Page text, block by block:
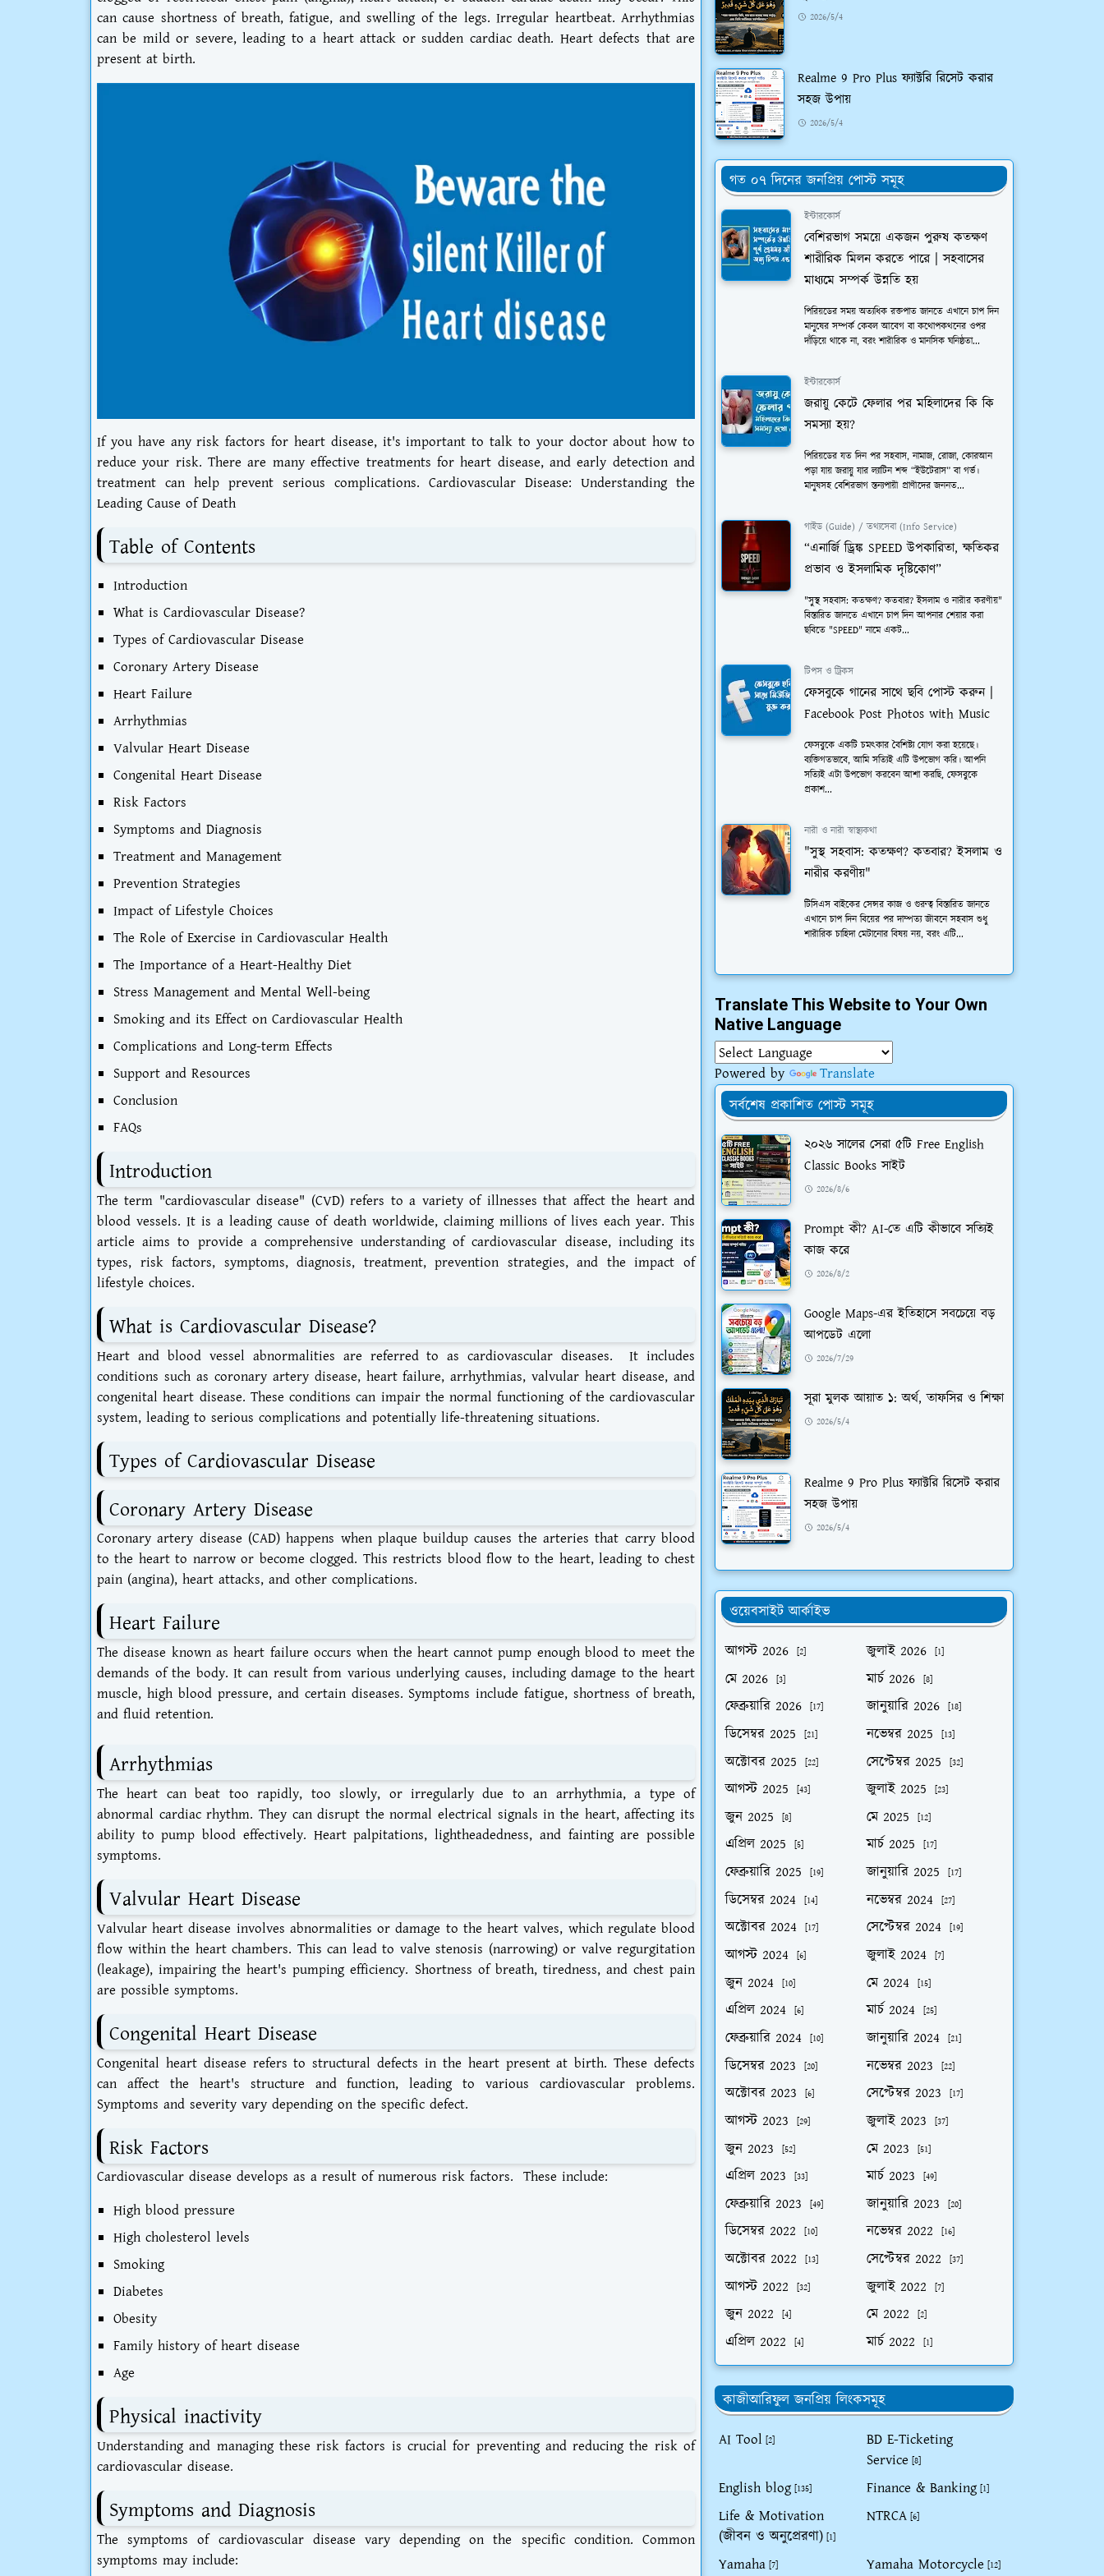
can cause shortness of breath, fatigue, and swelling of the legs. Irregular heartbeat. Arrhythmias
can be mild or severe, leading to a heart attack or sudden cardiac death. Heart defects that are
present at birth.
If you have any risk factors for heart disease, it's important to talk to your doctor about how to
reduce your risk. There are many effective treatments for heart disease, and early detection and
treatment can help prevent serious complications. Cardiovascular Disease: Understanding the
Leading Cause of Death
Table of Contents
Introduction
What is Cardiovascular Disease?
Types of Cardiovascular Disease
Coronary Artery Disease
Heart Failure
Arrhythmias
Valvular Heart Disease
Congenital Heart Disease
Risk Factors
Symptoms and Diagnosis
Treatment and Management
Prevention Strategies
Impact of Lifestyle Choices
The Role of Exercise in Cardiovascular Health
The Importance of a Heart-Healthy Diet
Stress Management and Mental Well-being
Smoking and its Effect on Cardiovascular Health
Complications and Long-term Effects
Support and Resources
Conclusion
FAQs
Introduction
The term "cardiovascular disease" (CVD) refers to a variety of illnesses that affect the heart and
blood vessels. It is a leading cause of death worldwide, claiming millions of lives each year. This
article aims to provide a comprehensive understanding of cardiovascular disease, including its
types, risk factors, symptoms, diagnosis, treatment, prevention strategies, and the impact of
lifestyle choices.
What is Cardiovascular Disease?
Heart and blood vessel abnormalities are referred to as cardiovascular diseases. It includes
conditions such as coronary artery disease, heart failure, arrhythmias, valvular heart disease, and
congenital heart disease. These conditions can impair the normal functioning of the cardiovascular
system, leading to serious complications and potentially life-threatening situations.
Types of Cardiovascular Disease
Coronary Artery Disease
Coronary artery disease (CAD) happens when plaque buildup causes the arteries that carry blood
to the heart to narrow or become clogged. This restricts blood flow to the heart, leading to chest
pain (angina), heart attacks, and other complications.
Heart Failure
The disease known as heart failure occurs when the heart cannot pump enough blood to meet the
demands of the body. It can result from various underlying causes, including damage to the heart
muscle, high blood pressure, and certain diseases. Symptoms include fatigue, shortness of breath,
and fluid retention.
Arrhythmias
The heart can beat too rapidly, too slowly, or irregularly due to an arrhythmia, a type of
abnormal cardiac rhythm. They can disrupt the normal electrical signals in the heart, affecting its
ability to pump blood effectively. Heart palpitations, lightheadedness, and fainting are possible
symptoms.
Valvular Heart Disease
Valvular heart disease involves abnormalities or damage to the heart valves, which regulate blood
flow within the heart chambers. This can lead to valve stenosis (narrowing) or valve regurgitation
(leakage), impairing the heart's pumping efficiency. Shortness of breath, tiredness, and chest pain
are possible symptoms.
Congenital Heart Disease
Congenital heart disease refers to structural defects in the heart present at birth. These defects
can affect the heart's structure and function, leading to various cardiovascular problems.
Symptoms and severity vary depending on the specific defect.
Risk Factors
Cardiovascular disease develops as a result of numerous risk factors. These include:
High blood pressure
High cholesterol levels
Smoking
Diabetes
Obesity
Family history of heart disease
Age
Physical inactivity
Understanding and managing these risk factors is crucial for preventing and reducing the risk of
cardiovascular disease.
Symptoms and Diagnosis
The symptoms of cardiovascular disease vary depending on the specific condition. Common
symptoms may include:
2026/5/4
Realme 9 Pro Plus ফ্যাক্টরি রিসেট করার
সহজ উপায়
2026/5/4
গত ০৭ দিনের জনপ্রিয় পোস্ট সমূহ
ইন্টারকোর্স
বেশিরভাগ সময়ে একজন পুরুষ কতক্ষণ
শারীরিক মিলন করতে পারে | সহবাসের
মাধ্যমে সম্পর্ক উন্নতি হয়
পিরিয়ডের সময় অত্যধিক রক্তপাত জানতে এখানে চাপ দিন
মানুষের সম্পর্ক কেবল আবেগ বা কথোপকথনের ওপর
দাঁড়িয়ে থাকে না, বরং শারীরিক ও মানসিক ঘনিষ্ঠতা...
ইন্টারকোর্স
জরায়ু কেটে ফেলার পর মহিলাদের কি কি
সমস্যা হয়?
পিরিয়ডের যত দিন পর সহবাস, নামাজ, রোজা, কোরআন
পড়া যায় জরায়ু যার ল্যাটিন শব্দ “ইউটেরাস” বা গর্ভ।
মানুষসহ বেশিরভাগ স্তন্যপায়ী প্রাণীদের জননত...
গাইড (Guide) / তথ্যসেবা (Info Service)
“এনার্জি ড্রিঙ্ক SPEED উপকারিতা, ক্ষতিকর
প্রভাব ও ইসলামিক দৃষ্টিকোণ”
"সুস্থ সহবাস: কতক্ষণ? কতবার? ইসলাম ও নারীর করণীয়"
বিস্তারিত জানতে এখানে চাপ দিন আপনার শেয়ার করা
ছবিতে "SPEED" নামে একট...
টিপস ও ট্রিকস
ফেসবুকে গানের সাথে ছবি পোস্ট করুন |
Facebook Post Photos with Music
ফেসবুকে একটি চমত্কার বৈশিষ্ট্য যোগ করা হয়েছে।
ব্যক্তিগতভাবে, আমি সত্যিই এটি উপভোগ করি। আপনি
সত্যিই এটা উপভোগ করবেন আশা করছি, ফেসবুকে
প্রকাশ...
নারী ও নারী স্বাস্থ্যকথা
"সুস্থ সহবাস: কতক্ষণ? কতবার? ইসলাম ও
নারীর করণীয়"
টিসিএস বাইকের সেন্সর কাজ ও গুরুত্ব বিস্তারিত জানতে
এখানে চাপ দিন বিয়ের পর দাম্পত্য জীবনে সহবাস শুধু
শারীরিক চাহিদা মেটানোর বিষয় নয়, বরং এটি...
Translate This Website to Your Own
Native Language
Powered by
Translate
সর্বশেষ প্রকাশিত পোস্ট সমূহ
২০২৬ সালের সেরা ৫টি Free English
Classic Books সাইট
2026/8/6
Prompt কী? AI-তে এটি কীভাবে সত্যিই
কাজ করে
2026/8/2
Google Maps-এর ইতিহাসে সবচেয়ে বড়
আপডেট এলো
2026/7/29
সূরা মুলক আয়াত ১: অর্থ, তাফসির ও শিক্ষা
2026/5/4
Realme 9 Pro Plus ফ্যাক্টরি রিসেট করার
সহজ উপায়
2026/5/4
ওয়েবসাইট আর্কাইভ
আগস্ট 2026
[2] জুলাই 2026 [1]
মে 2026 [3] মার্চ 2026 [8]
ফেব্রুয়ারি 2026 [17] জানুয়ারি 2026 [18]
ডিসেম্বর 2025 [21] নভেম্বর 2025 [13]
অক্টোবর 2025 [22] সেপ্টেম্বর 2025 [32]
আগস্ট 2025 [43] জুলাই 2025 [23]
জুন 2025 [8] মে 2025 [12]
এপ্রিল 2025 [5] মার্চ 2025 [17]
ফেব্রুয়ারি 2025 [19] জানুয়ারি 2025 [17]
ডিসেম্বর 2024 [14] নভেম্বর 2024 [27]
অক্টোবর 2024 [17] সেপ্টেম্বর 2024 [19]
আগস্ট 2024 [6] জুলাই 2024 [7]
জুন 2024 [10] মে 2024 [15]
এপ্রিল 2024 [6] মার্চ 2024 [25]
ফেব্রুয়ারি 2024 [10] জানুয়ারি 2024 [21]
ডিসেম্বর 2023 [20] নভেম্বর 2023 [22]
অক্টোবর 2023 [6] সেপ্টেম্বর 2023 [17]
আগস্ট 2023 [29] জুলাই 2023 [37]
জুন 2023 [52] মে 2023 [51]
এপ্রিল 2023 [33] মার্চ 2023 [49]
ফেব্রুয়ারি 2023 [49] জানুয়ারি 2023 [20]
ডিসেম্বর 2022 [10] নভেম্বর 2022 [16]
অক্টোবর 2022 [13] সেপ্টেম্বর 2022 [37]
আগস্ট 2022 [32] জুলাই 2022 [7]
জুন 2022 [4] মে 2022 [2]
এপ্রিল 2022 [4] মার্চ 2022 [1]
কাজীআরিফুল জনপ্রিয় লিংকসমূহ
AI Tool [2]
BD E-Ticketing
Service [8]
English blog [135] Finance & Banking [1]
Life & Motivation
(জীবন ও অনুপ্রেরণা) [1]
NTRCA [6]
Yamaha [7] Yamaha Motorcycle [12]